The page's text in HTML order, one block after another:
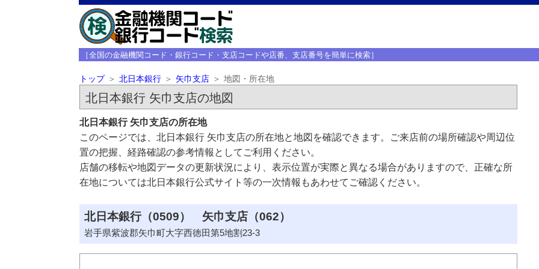
［全国の金融機関コード・銀行コード・支店コードや店番、支店番号を簡単に検索］
トップ 北日本銀行 矢巾支店 地図・所在地
北日本銀行 矢巾支店の地図
北日本銀行 矢巾支店の所在地
このページでは、北日本銀行 矢巾支店の所在地と地図を確認できます。ご来店前の場所確認や周辺位
置の把握、経路確認の参考情報としてご利用ください。
店舗の移転や地図データの更新状況により、表示位置が実際と異なる場合がありますので、正確な所
在地については北日本銀行公式サイト等の一次情報もあわせてご確認ください。
北日本銀行（0509） 矢巾支店（062）
岩手県紫波郡矢巾町大字西徳田第5地割23-3